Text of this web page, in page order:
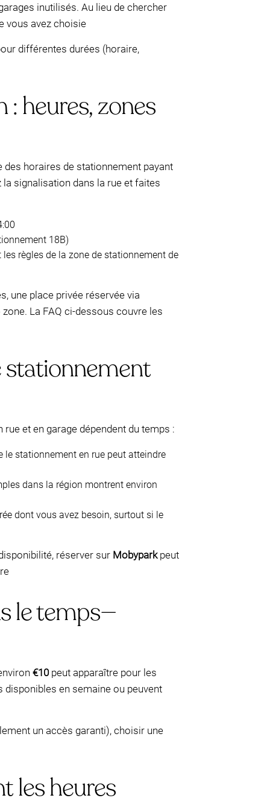
inutilisés. Au lieu de chercher
vous avez choisie
différentes durées (horaire,
heures, zones
des horaires de stationnement payant
signalisation dans la rue et faites
18B)
règles de la zone de stationnement de
une place privée réservée via
La FAQ ci-dessous couvre les
stationnement
et en garage dépendent du temps :
stationnement en rue peut atteindre
dans la région montrent environ
dont vous avez besoin, surtout si le
réserver sur Mobyparkpeut
le temps—
€10peut apparaître pour les
en semaine ou peuvent
un accès garanti), choisir une
les heures